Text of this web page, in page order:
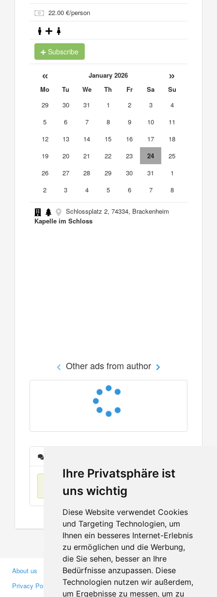
Ihre Privatsphäre ist
uns wichtig
Diese Website verwendet Cookies
und Targeting Technologien, um
Ihnen ein besseres Internet-Erlebnis
zu ermöglichen und die Werbung,
die Sie sehen, besser an Ihre
Bedürfnisse anzupassen. Diese
Technologien nutzen wir außerdem,
um Ergebnisse zu messen, um zu
22.00 €/person
Subscribe
« January 2026 »
Mo Tu We Th Fr Sa
Su
29
30 31 1 2 3
4
5
6 7 8 9 10
11
12
13 14 15 16 17
18
19
20 21 22 23 24
25
26
27 28 29 30 31
1
2
3 4 5 6 7 8
Schlossplatz 2, 74334, Brackenheim
Kapelle im Schloss
Other ads from author
No items found
About us
Privacy Policy
Business Partners
Investors